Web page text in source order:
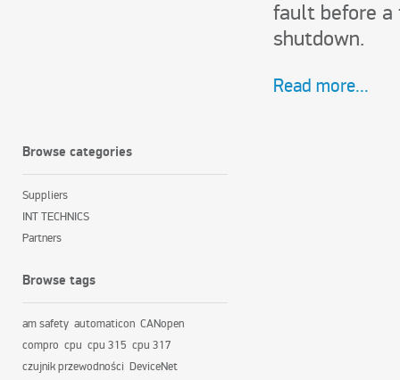
fault before a
shutdown.
Read more...
Browse categories
Suppliers
INT TECHNICS
Partners
Browse tags
am safety automaticon CANopen
compro cpu cpu 315 cpu 317
czujnik przewodności DeviceNet